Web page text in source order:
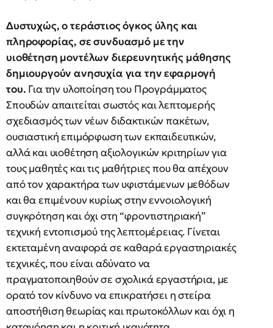
Δυστυχώς, ο τεράστιος όγκος ύλης και
πληροφορίας, σε συνδυασμό με την
υιοθέτηση μοντέλων διερευνητικής μάθησης
δημιουργούν ανησυχία για την εφαρμογή
του. Για την υλοποίηση του Προγράμματος
Σπουδών απαιτείται σωστός και λεπτομερής
σχεδιασμός των νέων διδακτικών πακέτων,
ουσιαστική επιμόρφωση των εκπαιδευτικών,
αλλά και υιοθέτηση αξιολογικών κριτηρίων για
τους μαθητές και τις μαθήτριες που θα απέχουν
από τον χαρακτήρα των υφιστάμενων μεθόδων
και θα επιμένουν κυρίως στην εννοιολογική
συγκρότηση και όχι στη “φροντιστηριακή”
τεχνική εντοπισμού της λεπτομέρειας. Γίνεται
εκτεταμένη αναφορά σε καθαρά εργαστηριακές
τεχνικές, που είναι αδύνατο να
πραγματοποιηθούν σε σχολικά εργαστήρια, με
ορατό τον κίνδυνο να επικρατήσει η στείρα
αποστήθιση θεωρίας και πρωτοκόλλων και όχι η